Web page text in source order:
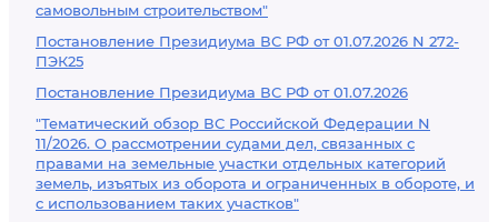
самовольным строительством"
Постановление Президиума ВС РФ от 01.07.2026 N 272-
ПЭК25
Постановление Президиума ВС РФ от 01.07.2026
"Тематический обзор ВС Российской Федерации N
11/2026. О рассмотрении судами дел, связанных с
правами на земельные участки отдельных категорий
земель, изъятых из оборота и ограниченных в обороте, и
с использованием таких участков"